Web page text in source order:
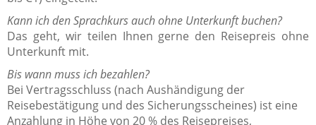
Kann ich den Sprachkurs auch ohne Unterkunft buchen?
Das geht, wir teilen Ihnen gerne den Reisepreis ohne
Unterkunft mit.
Bis wann muss ich bezahlen?
Bei Vertragsschluss (nach Aushändigung der
Reisebestätigung und des Sicherungsscheines) ist eine
Anzahlung in Höhe von 20 % des Reisepreises,